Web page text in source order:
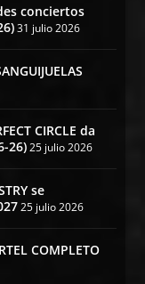
conciertos
31 julio 2026
CIRCLE da
26) 25 julio 2026
se
25 julio 2026
COMPLETO